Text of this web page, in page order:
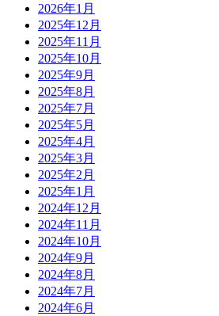
2026年1月
2025年12月
2025年11月
2025年10月
2025年9月
2025年8月
2025年7月
2025年5月
2025年4月
2025年3月
2025年2月
2025年1月
2024年12月
2024年11月
2024年10月
2024年9月
2024年8月
2024年7月
2024年6月